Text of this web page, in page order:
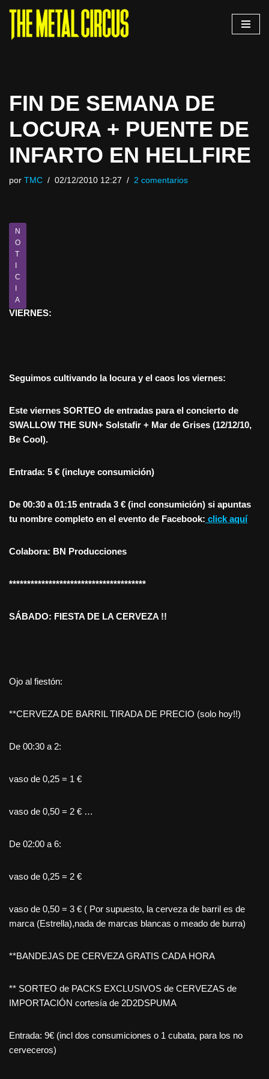
Saltar
FIN DE SEMANA DE
LOCURA + PUENTE DE
INFARTO EN HELLFIRE
por TMC 02/12/2010 12:27 2 comentarios
N
O
T
I
C
I
A
VIERNES:
Seguimos cultivando la locura y el caos los viernes:
Este viernes SORTEO de entradas para el concierto de
SWALLOW THE SUN+ Solstafir + Mar de Grises (12/12/10,
Be Cool).
Entrada: 5 € (incluye consumición)
De 00:30 a 01:15 entrada 3 € (incl consumición) si apuntas
tu nombre completo en el evento de Facebook: click aquí
Colabora: BN Producciones
**************************************
SÁBADO: FIESTA DE LA CERVEZA !!
Ojo al fiestón:
**CERVEZA DE BARRIL TIRADA DE PRECIO (solo hoy!!)
De 00:30 a 2:
vaso de 0,25 = 1 €
vaso de 0,50 = 2 € …
De 02:00 a 6:
vaso de 0,25 = 2 €
vaso de 0,50 = 3 € ( Por supuesto, la cerveza de barril es de
marca (Estrella),nada de marcas blancas o meado de burra)
**BANDEJAS DE CERVEZA GRATIS CADA HORA
** SORTEO de PACKS EXCLUSIVOS de CERVEZAS de
IMPORTACIÓN cortesía de 2D2DSPUMA
Entrada: 9€ (incl dos consumiciones o 1 cubata, para los no
cerveceros)